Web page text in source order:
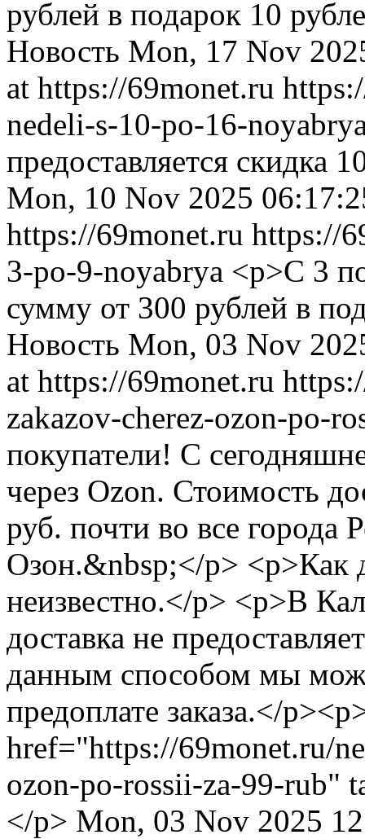
рублей в подарок 10
Новость Mon, 17 Nov
at https://69monet.ru
nedeli-s-10-po-16-
предоставляется скидка
Mon, 10 Nov 2025
https://69monet.ru https://
3-po-9-noyabrya <p>С 3
сумму от 300 рублей в
Новость Mon, 03 Nov
at https://69monet.ru
zakazov-cherez-ozon-po-
покупатели! С
через Ozon. Стоимость
руб. почти во все города
Озон.&nbsp;</p> <p>Как
неизвестно.</p> <p>В
доставка не
данным способом мы
предоплате заказа.</
href="https://69monet.ru/
ozon-po-rossii-za-99-rub"
</p> Mon, 03 Nov 2025